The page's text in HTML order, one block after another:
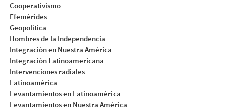
Cooperativismo
Efemérides
Geopolítica
Hombres de la Independencia
Integración en Nuestra América
Integración Latinoamericana
Intervenciones radiales
Latinoamérica
Levantamientos en Latinoamérica
Levantamientos en Nuestra América